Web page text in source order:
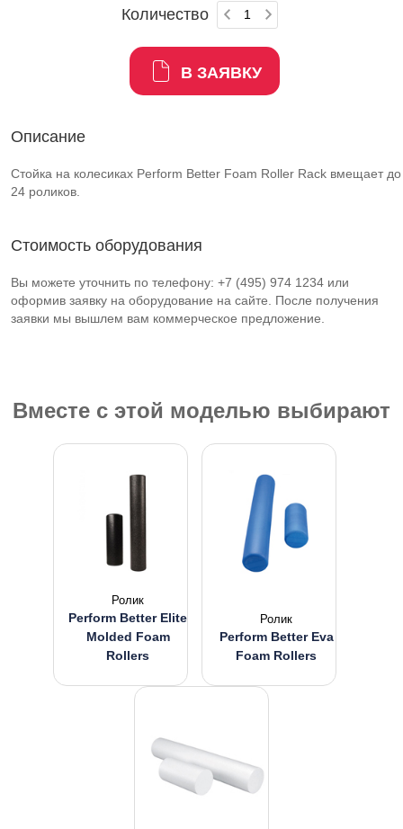
Количество
В ЗАЯВКУ
Описание
Стойка на колесиках Perform Better Foam Roller Rack вмещает до
24 роликов.
Стоимость оборудования
Вы можете уточнить по телефону: +7 (495) 974 1234 или
оформив заявку на оборудование на сайте. После получения
заявки мы вышлем вам коммерческое предложение.
Вместе с этой моделью выбирают
Ролик
Perform Better Elite
Molded Foam
Rollers
Ролик
Perform Better Eva
Foam Rollers